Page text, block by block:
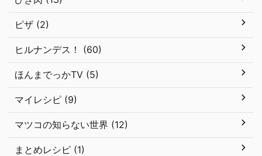
ピザ (2)
ヒルナンデス！ (60)
ほんまでっかTV (5)
マイレシピ (9)
マツコの知らない世界 (12)
まとめレシピ (1)